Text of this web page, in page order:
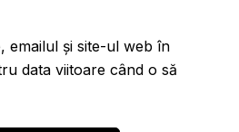
emailul și site-ul web în
data viitoare când o să